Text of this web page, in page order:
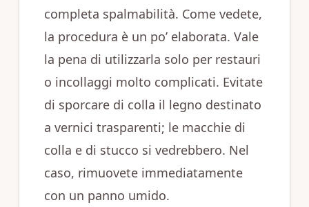
completa spalmabilità. Come vedete,
la procedura è un po’ elaborata. Vale
la pena di utilizzarla solo per restauri
o incollaggi molto complicati. Evitate
di sporcare di colla il legno destinato
a vernici trasparenti; le macchie di
colla e di stucco si vedrebbero. Nel
caso, rimuovete immediatamente
con un panno umido.